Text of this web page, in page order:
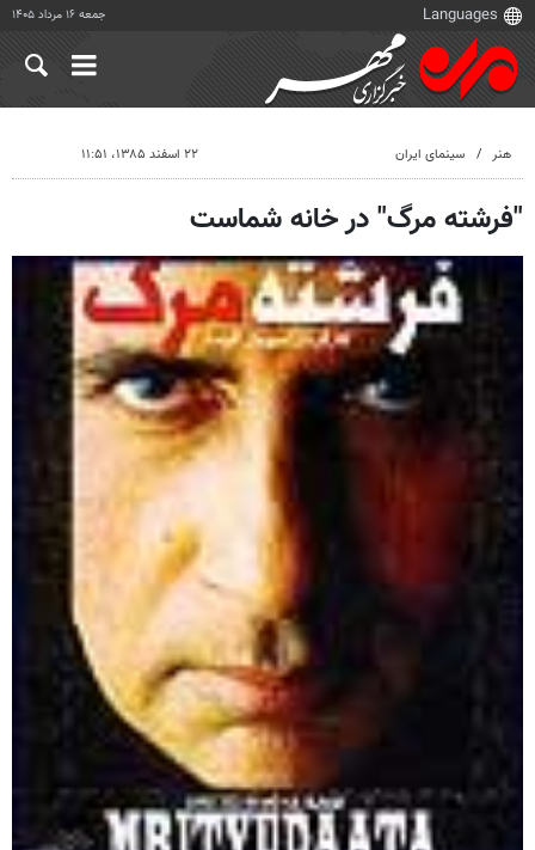
جمعه ۱۶ مرداد ۱۴۰۵
هنر سینمای ایران ۲۲ اسفند ۱۳۸۵، ۱۱:۵۱
"فرشته مرگ" در خانه شماست